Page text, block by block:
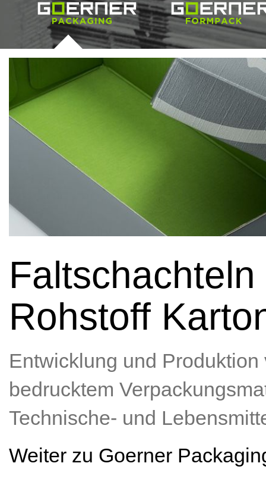
Rohstoff
Entwicklung und Produktion
bedrucktem
Technische- und
Weiter zu Goerner